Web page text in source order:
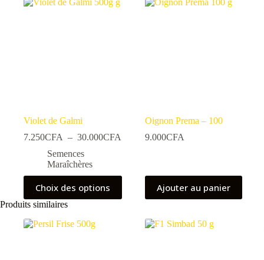
Violet de Galmi
7.250CFA – 30.000CFA
à
30.000CFA
Semences
Maraîchères
Choix des options
Ce
produit
a
variations.
Oignon Prema – 100
9.000CFA
Ajouter au panier
Produits similaires